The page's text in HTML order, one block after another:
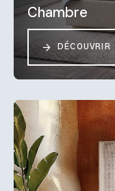
Chambre
DÉCOUVRIR